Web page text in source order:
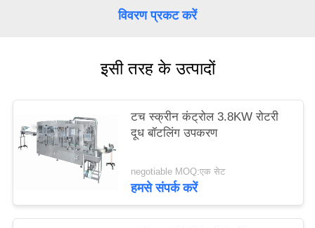
विवरण प्रकट करें
इसी तरह के उत्पादों
टच स्क्रीन कंट्रोल 3.8KW रोटरी
दूध बॉटलिंग उपकरण
negotiable MOQ:एक सेट
हमसे संपर्क करें